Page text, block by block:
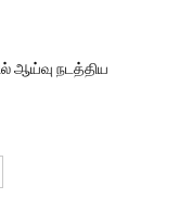
ஆய்வு நடத்திய